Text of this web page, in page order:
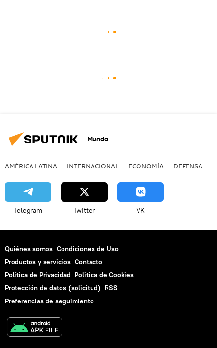
Mundo
AMÉRICA LATINA INTERNACIONAL ECONOMÍA DEFENSA
Telegram Twitter VK
Quiénes somos Condiciones de Uso
Productos y servicios Contacto
Política de Privacidad Politica de Cookies
Protección de datos (solicitud) RSS
Preferencias de seguimiento